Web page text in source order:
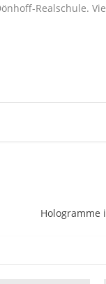
Realschule.
Hologramme